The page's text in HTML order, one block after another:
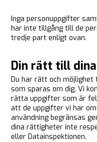
Inga personuppgifter
har inte tillgång till de
tredje part enligt ovan.
Din rätt till
Du har rätt och
som sparas om dig. Vi
rätta uppgifter som är
att de uppgifter vi har
användning begränsas
dina rättigheter inte
eller Datainspektionen.